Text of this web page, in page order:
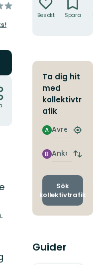
Besökt Spara
Ta dig hit
med
kollektivtr
afik
Avresa
A
Hitta
Ankomst
B
Byt
och
Sök
kollektivtrafik
Guider